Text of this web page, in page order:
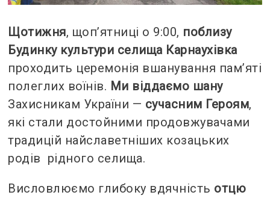
Щотижня, щоп’ятниці о 9:00, поблизу
Будинку культури селища Карнаухівка
проходить церемонія вшанування пам’яті
полеглих воїнів. Ми віддаємо шану
Захисникам України — сучасним Героям,
які стали достойними продовжувачами
традицій найславетніших козацьких
родів рідного селища.
Висловлюємо глибоку вдячність отцю